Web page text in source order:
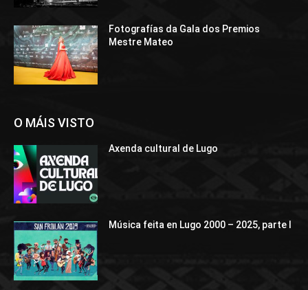
Fotografías da Gala dos Premios
Mestre Mateo
O MÁIS VISTO
Axenda cultural de Lugo
Música feita en Lugo 2000 – 2025, parte I